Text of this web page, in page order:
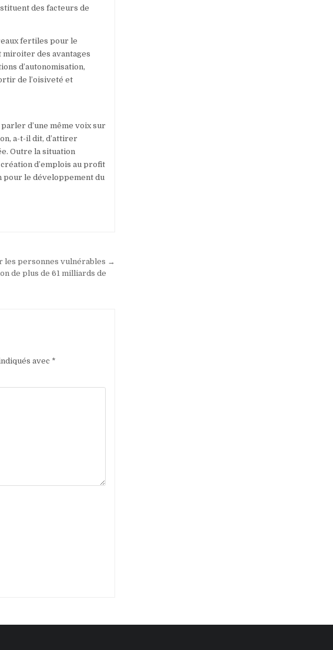
des facteurs de
fertiles pour le
miroiter des avantages
d’autonomisation,
de l’oisiveté et
d’une même voix sur
a-t-il dit, d’attirer
Outre la situation
d’emplois au profit
pour le développement du
les personnes vulnérables →
de plus de 61 milliards de
avec *